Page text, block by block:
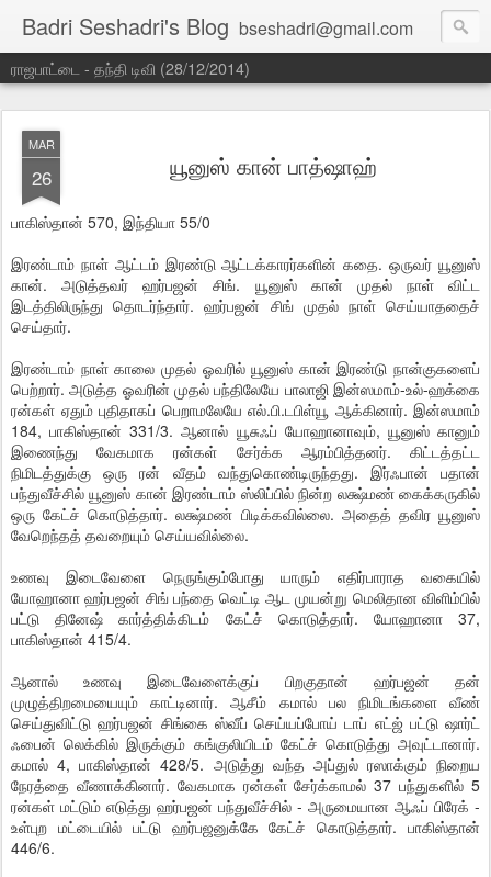
Badri Seshadri's Blog bseshadri@gmail.com
ராஜபாட்டை - தந்தி டிவி (28/12/2014)
MAR
26 யூனுஸ் கான் பாத்ஷாஹ்
பாகிஸ்தான் 570, இந்தியா 55/0
இரண்டாம் நாள் ஆட்டம் இரண்டு ஆட்டக்காரர்களின் கதை. ஒருவர் யூனுஸ்
கான். அடுத்தவர் ஹர்பஜன் சிங். யூனுஸ் கான் முதல் நாள் விட்ட
இடத்திலிருந்து தொடர்ந்தார். ஹர்பஜன் சிங் முதல் நாள் செய்யாததைச்
செய்தார்.
இரண்டாம் நாள் காலை முதல் ஓவரில் யூனுஸ் கான் இரண்டு நான்குகளைப்
பெற்றார். அடுத்த ஓவரின் முதல் பந்திலேயே பாலாஜி இன்ஸமாம்-உல்-ஹக்கை
ரன்கள் ஏதும் புதிதாகப் பெறாமலேயே எல்.பி.டபிள்யூ ஆக்கினார். இன்ஸமாம்
184, பாகிஸ்தான் 331/3. ஆனால் யூசுஃப் யோஹானாவும், யூனுஸ் கானும்
இணைந்து வேகமாக ரன்கள் சேர்க்க ஆரம்பித்தனர். கிட்டத்தட்ட
நிமிடத்துக்கு ஒரு ரன் வீதம் வந்துகொண்டிருந்தது. இர்ஃபான் பதான்
பந்துவீச்சில் யூனுஸ் கான் இரண்டாம் ஸ்லிப்பில் நின்ற லக்ஷ்மண் கைக்கருகில்
ஒரு கேட்ச் கொடுத்தார். லக்ஷ்மண் பிடிக்கவில்லை. அதைத் தவிர யூனுஸ்
வேறெந்தத் தவறையும் செய்யவில்லை.
உணவு இடைவேளை நெருங்கும்போது யாரும் எதிர்பாராத வகையில்
யோஹானா ஹர்பஜன் சிங் பந்தை வெட்டி ஆட முயன்று மெலிதான விளிம்பில்
பட்டு தினேஷ் கார்த்திக்கிடம் கேட்ச் கொடுத்தார். யோஹானா 37,
பாகிஸ்தான் 415/4.
ஆனால் உணவு இடைவேளைக்குப் பிறகுதான் ஹர்பஜன் தன்
முழுத்திறமையையும் காட்டினார். ஆசீம் கமால் பல நிமிடங்களை வீண்
செய்துவிட்டு ஹர்பஜன் சிங்கை ஸ்வீப் செய்யப்போய் டாப் எட்ஜ் பட்டு ஷார்ட்
ஃபைன் லெக்கில் இருக்கும் கங்குலியிடம் கேட்ச் கொடுத்து அவுட்டானார்.
கமால் 4, பாகிஸ்தான் 428/5. அடுத்து வந்த அப்துல் ரஸாக்கும் நிறைய
நேரத்தை வீணாக்கினார். வேகமாக ரன்கள் சேர்க்காமல் 37 பந்துகளில் 5
ரன்கள் மட்டும் எடுத்து ஹர்பஜன் பந்துவீச்சில் - அருமையான ஆஃப் பிரேக் -
உள்புற மட்டையில் பட்டு ஹர்பஜனுக்கே கேட்ச் கொடுத்தார். பாகிஸ்தான்
446/6.